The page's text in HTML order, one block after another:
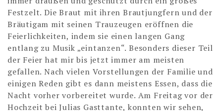
Festzelt. Die Braut mit ihren Brautjungfern und der
Bräutigam mit seinen Trauzeugen eröffnen die
Feierlichkeiten, indem sie einen langen Gang
entlang zu Musik „eintanzen“. Besonders dieser Teil
der Feier hat mir bis jetzt immer am meisten
gefallen. Nach vielen Vorstellungen der Familie und
einigen Reden gibt es dann meistens Essen, dass die
Nacht vorher vorbereitet wurde. Am Freitag vor der
Hochzeit bei Julias Gasttante, konnten wir sehen,